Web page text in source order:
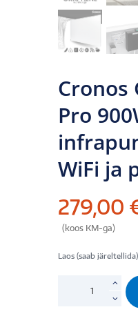
Cronos
Pro
WiFi ja
279,00
(koos KM-ga)
Laos (saab järeltellida)